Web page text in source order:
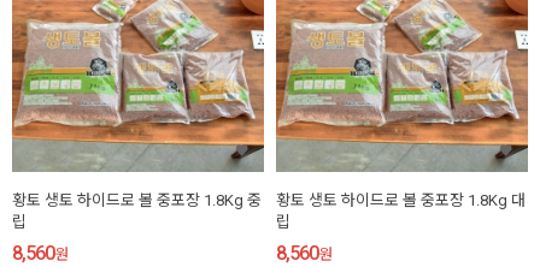
황토 생토 하이드로 볼 중포장 1.8Kg 중
립
8,560원
황토 생토 하이드로 볼 중포장 1.8Kg 대
립
8,560원